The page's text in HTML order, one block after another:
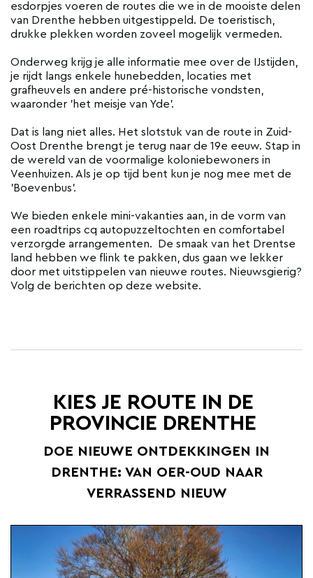
esdorpjes voeren de routes die we in de mooiste delen
van Drenthe hebben uitgestippeld. De toeristisch,
drukke plekken worden zoveel mogelijk vermeden.
Onderweg krijg je alle informatie mee over de IJstijden,
je rijdt langs enkele hunebedden, locaties met
grafheuvels en andere pré-historische vondsten,
waaronder 'het meisje van Yde'.
Dat is lang niet alles. Het slotstuk van de route in Zuid-
Oost Drenthe brengt je terug naar de 19e eeuw. Stap in
de wereld van de voormalige koloniebewoners in
Veenhuizen. Als je op tijd bent kun je nog mee met de
'Boevenbus'.
We bieden enkele mini-vakanties aan, in de vorm van
een roadtrips cq autopuzzeltochten en comfortabel
verzorgde arrangementen. De smaak van het Drentse
land hebben we flink te pakken, dus gaan we lekker
door met uitstippelen van nieuwe routes. Nieuwsgierig?
Volg de berichten op deze website.
KIES JE ROUTE IN DE
PROVINCIE DRENTHE
DOE NIEUWE ONTDEKKINGEN IN
DRENTHE: VAN OER-OUD NAAR
VERRASSEND NIEUW